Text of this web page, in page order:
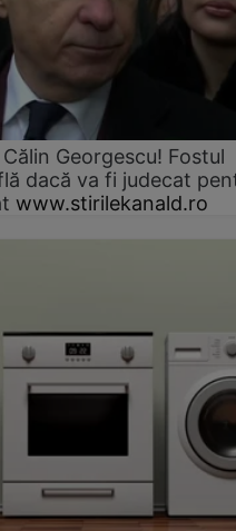
Georgescu! Fostul
dacă va fi judecat
www.stirilekanald.ro